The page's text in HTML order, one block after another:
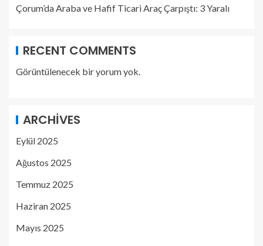
Çorum’da Araba ve Hafif Ticari Araç Çarpıştı: 3 Yaralı
RECENT COMMENTS
Görüntülenecek bir yorum yok.
ARCHIVES
Eylül 2025
Ağustos 2025
Temmuz 2025
Haziran 2025
Mayıs 2025